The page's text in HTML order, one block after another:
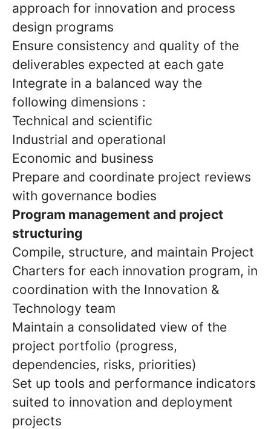
approach for innovation and process
design programs
Ensure consistency and quality of the
deliverables expected at each gate
Integrate in a balanced way the
following dimensions :
Technical and scientific
Industrial and operational
Economic and business
Prepare and coordinate project reviews
with governance bodies
Program management and project
structuring
Compile, structure, and maintain Project
Charters for each innovation program, in
coordination with the Innovation &
Technology team
Maintain a consolidated view of the
project portfolio (progress,
dependencies, risks, priorities)
Set up tools and performance indicators
suited to innovation and deployment
projects